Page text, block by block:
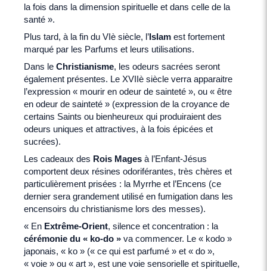
la fois dans la dimension spirituelle et dans celle de la
santé ».
Plus tard, à la fin du VIè siècle, l’Islam est fortement
marqué par les Parfums et leurs utilisations.
Dans le Christianisme, les odeurs sacrées seront
également présentes. Le XVIIè siècle verra apparaitre
l’expression « mourir en odeur de sainteté », ou « être
en odeur de sainteté » (expression de la croyance de
certains Saints ou bienheureux qui produiraient des
odeurs uniques et attractives, à la fois épicées et
sucrées).
Les cadeaux des Rois Mages à l’Enfant-Jésus
comportent deux résines odoriférantes, très chères et
particulièrement prisées : la Myrrhe et l’Encens (ce
dernier sera grandement utilisé en fumigation dans les
encensoirs du christianisme lors des messes).
« En Extrême-Orient, silence et concentration : la
cérémonie du « ko-do » va commencer. Le « kodo »
japonais, « ko » (« ce qui est parfumé » et « do »,
« voie » ou « art », est une voie sensorielle et spirituelle,